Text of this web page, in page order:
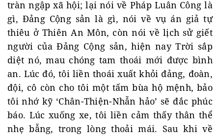
tràn ngập xã hội; lại nói về Pháp Luân Công là
gì, Đảng Cộng sản là gì, nói về vụ án giả tự
thiêu ở Thiên An Môn, còn nói về lịch sử giết
người của Đảng Cộng sản, hiện nay Trời sắp
diệt nó, mau chóng tam thoái mới được bình
an. Lúc đó, tôi liền thoái xuất khỏi đảng, đoàn,
đội, cô còn cho tôi một tấm bùa hộ mệnh, bảo
tôi nhớ kỹ ‘Chân-Thiện-Nhẫn hảo’ sẽ đắc phúc
báo. Lúc xuống xe, tôi liền cảm thấy thân thể
nhẹ bẫng, trong lòng thoải mái. Sau khi về